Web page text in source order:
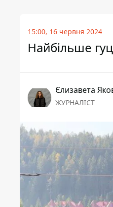
15:00, 16 червня 2024
Найбільше
Єлизавета
ЖУРНАЛІСТ